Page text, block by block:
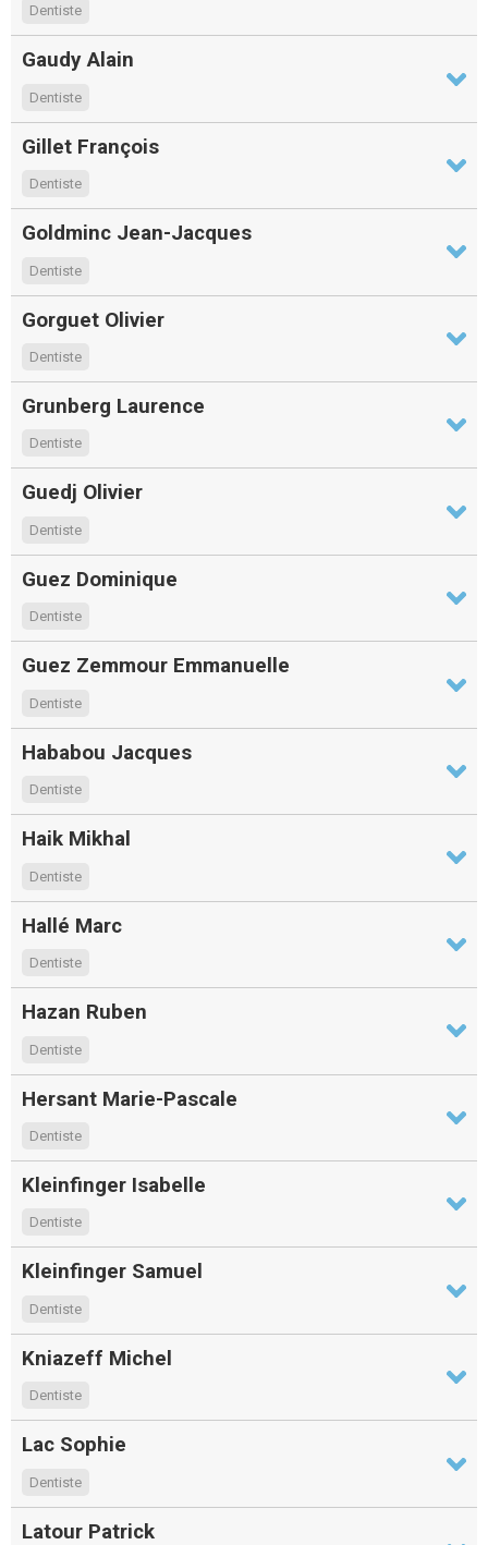
Dentiste
Gaudy Alain
Dentiste
Gillet François
Dentiste
Goldminc Jean-Jacques
Dentiste
Gorguet Olivier
Dentiste
Grunberg Laurence
Dentiste
Guedj Olivier
Dentiste
Guez Dominique
Dentiste
Guez Zemmour Emmanuelle
Dentiste
Hababou Jacques
Dentiste
Haik Mikhal
Dentiste
Hallé Marc
Dentiste
Hazan Ruben
Dentiste
Hersant Marie-Pascale
Dentiste
Kleinfinger Isabelle
Dentiste
Kleinfinger Samuel
Dentiste
Kniazeff Michel
Dentiste
Lac Sophie
Dentiste
Latour Patrick